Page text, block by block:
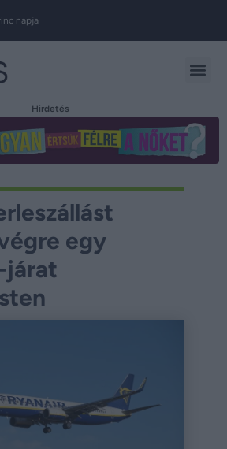
napja
Hirdetés
egy
járat